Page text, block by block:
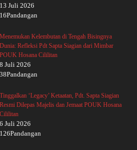
13 Juli 2026
16Pandangan
Menemukan Kelembutan di Tengah Bisingnya
Dunia: Refleksi Pdt Sapta Siagian dari Mimbar
POUK Hosana Cililitan
8 Juli 2026
38Pandangan
Tinggalkan ‘Legacy’ Ketaatan, Pdt. Sapta Siagian
Resmi Dilepas Majelis dan Jemaat POUK Hosana
Cililitan
6 Juli 2026
126Pandangan